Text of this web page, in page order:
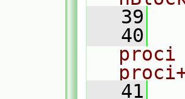
   39
   40
proci
   41